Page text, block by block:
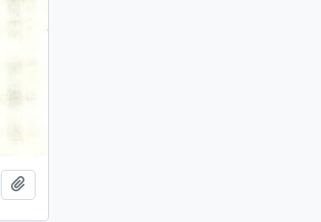
Añadir al portapapeles